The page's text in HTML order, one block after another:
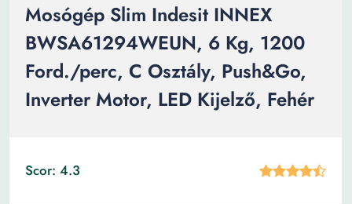
Mosógép Slim Indesit INNEX
BWSA61294WEUN, 6 Kg, 1200
Ford./perc, C Osztály, Push&Go,
Inverter Motor, LED Kijelző, Fehér
Scor: 4.3